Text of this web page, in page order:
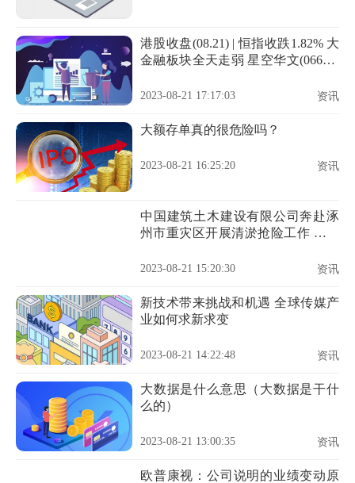
港股收盘(08.21) | 恒指收跌1.82% 大
金融板块全天走弱 星空华文(06698)
2023-08-21 17:17:03 资讯
大额存单真的很危险吗？
2023-08-21 16:25:20 资讯
中国建筑土木建设有限公司奔赴涿
州市重灾区开展清淤抢险工作 具体
2023-08-21 15:20:30 资讯
新技术带来挑战和机遇 全球传媒产
业如何求新求变
2023-08-21 14:22:48 资讯
大数据是什么意思（大数据是干什
么的）
2023-08-21 13:00:35 资讯
欧普康视：公司说明的业绩变动原